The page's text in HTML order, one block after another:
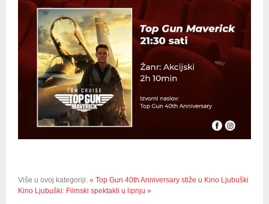
Više u ovoj kategoriji: « Top Gun 40th Anniversary stiže u Kino Ljubuški
Kino Ljubuški: Filmski spektakli u lipnju »